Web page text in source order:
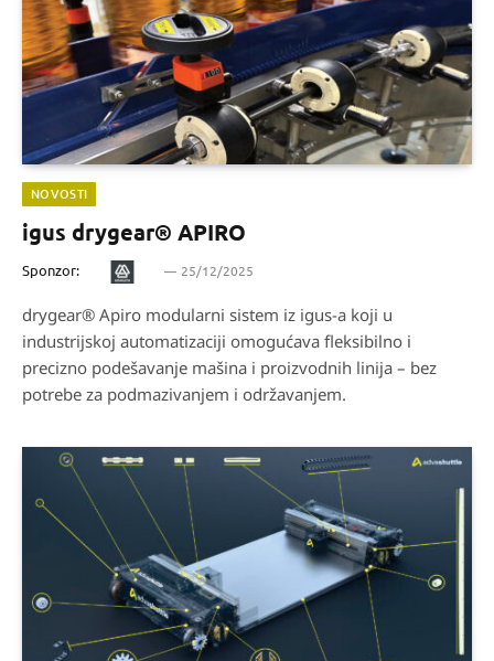
NOVOSTI
igus drygear® APIRO
Sponzor: 25/12/2025
drygear® Apiro modularni sistem iz igus-a koji u
industrijskoj automatizaciji omogućava fleksibilno i
precizno podešavanje mašina i proizvodnih linija – bez
potrebe za podmazivanjem i održavanjem.